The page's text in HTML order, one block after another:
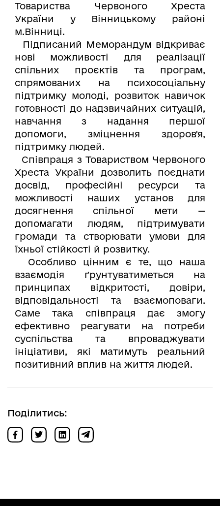
Товариства Червоного Хреста
України у Вінницькому районі
м.Вінниці.
Підписаний Меморандум відкриває
нові можливості для реалізації
спільних проєктів та програм,
спрямованих на психосоціальну
підтримку молоді, розвиток навичок
готовності до надзвичайних ситуацій,
навчання з надання першої
допомоги, зміцнення здоров'я,
підтримку людей.
Співпраця з Товариством Червоного
Хреста України дозволить поєднати
досвід, професійні ресурси та
можливості наших установ для
досягнення спільної мети —
допомагати людям, підтримувати
громади та створювати умови для
їхньої стійкості й розвитку.
Особливо цінним є те, що наша
взаємодія ґрунтуватиметься на
принципах відкритості, довіри,
відповідальності та взаємоповаги.
Саме така співпраця дає змогу
ефективно реагувати на потреби
суспільства та впроваджувати
ініціативи, які матимуть реальний
позитивний вплив на життя людей.
Поділитись: